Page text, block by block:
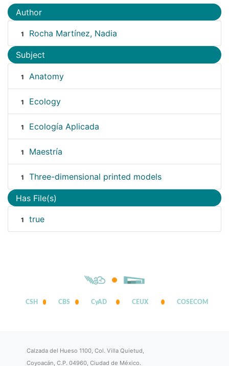
Author
1 Rocha Martínez, Nadia
Subject
1 Anatomy
1 Ecology
1 Ecología Aplicada
1 Maestría
1 Three-dimensional printed models
Has File(s)
1 true
CSH CBS CyAD CEUX COSECOM
Calzada del Hueso 1100, Col. Villa Quietud,
Coyoacán, C.P. 04960, Ciudad de México.